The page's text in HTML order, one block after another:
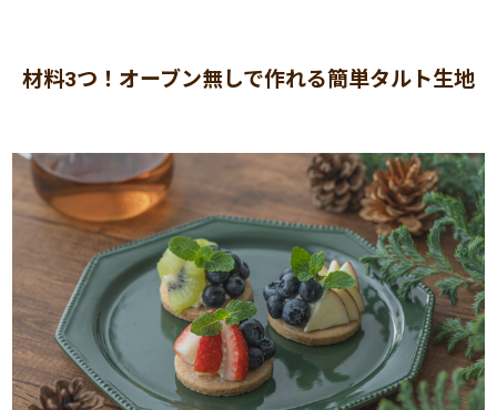
材料3つ！オーブン無しで作れる簡単タルト生地